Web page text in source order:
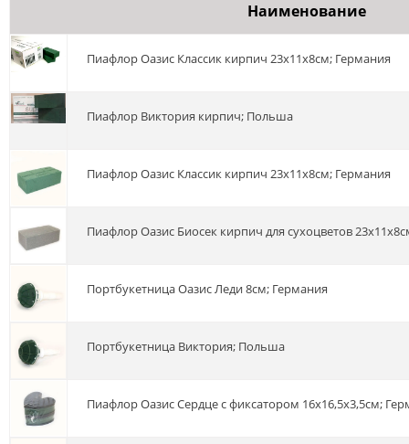
Наименование
Пиафлор Оазис Классик кирпич 23х11х8см; Германия
Пиафлор Виктория кирпич; Польша
Пиафлор Оазис Классик кирпич 23х11х8см; Германия
Пиафлор Оазис Биосек кирпич для сухоцветов
Портбукетница Оазис Леди 8см; Германия
Портбукетница Виктория; Польша
Пиафлор Оазис Сердце с фиксатором 16х16,5х3,5см;